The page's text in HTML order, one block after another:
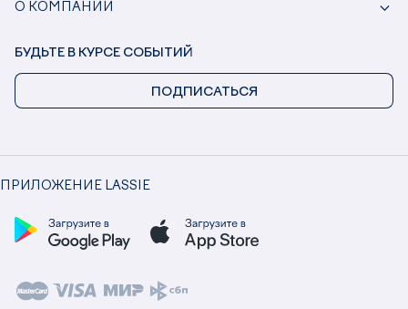
О КОМПАНИИ
ПРИЛОЖЕНИЕ LASSIE
БУДЬТЕ В КУРСЕ СОБЫТИЙ
ПОДПИСАТЬСЯ